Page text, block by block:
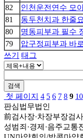
82
인천운전연수 모
81
동두천치과 한줄
80
명동피부과 필수
79
압구정피부과 바
쓰기
태그
검색
첫 페이지 4 5 6 7 8 9 10
판심법무법인
前검사장·차장부장검
성범죄·경제·음주교통